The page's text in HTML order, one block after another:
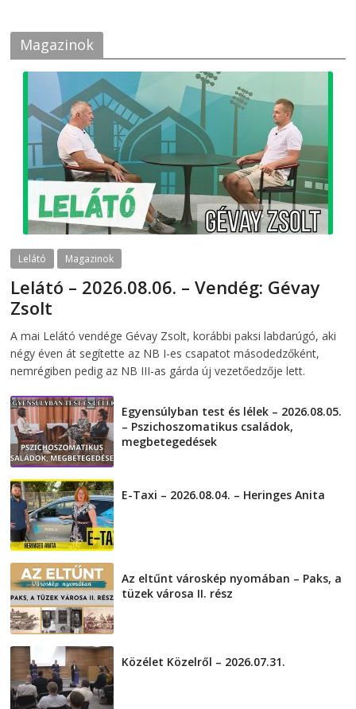
Magazinok
Lelátó Magazinok
Lelátó – 2026.08.06. – Vendég: Gévay
Zsolt
A mai Lelátó vendége Gévay Zsolt, korábbi paksi labdarúgó, aki
négy éven át segítette az NB I-es csapatot másodedzőként,
nemrégiben pedig az NB III-as gárda új vezetőedzője lett.
Egyensúlyban test és lélek – 2026.08.05.
– Pszichoszomatikus családok,
megbetegedések
E-Taxi – 2026.08.04. – Heringes Anita
Az eltűnt városkép nyomában – Paks, a
tüzek városa II. rész
Közélet Közelről – 2026.07.31.